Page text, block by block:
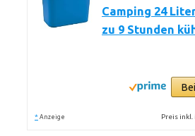
Camping 24
zu 9 Stunden
* Anzeige Preis inkl.